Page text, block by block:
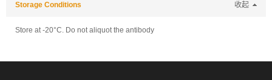
Storage Conditions 收起
Store at -20°C. Do not aliquot the antibody